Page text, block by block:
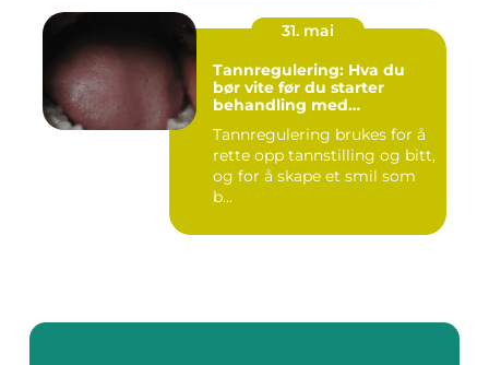
31. mai
Tannregulering: Hva du
bør vite før du starter
behandling med
Tannregulering brukes for å
rette opp tannstilling og bitt,
og for å skape et smil som
b...